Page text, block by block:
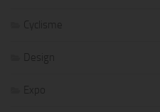
Cyclisme
Design
Expo